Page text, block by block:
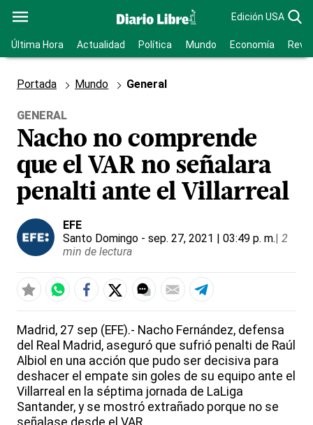
Edición USA
Última Hora Actualidad Política Mundo Economía
Portada Mundo General
GENERAL
Nacho no comprende
que el VAR no señalara
penalti ante el Villarreal
EFE
Santo Domingo - sep. 27, 2021 | 03:49 p. m.| 2
min de lectura
Madrid, 27 sep (EFE).- Nacho Fernández, defensa
del Real Madrid, aseguró que sufrió penalti de Raúl
Albiol en una acción que pudo ser decisiva para
deshacer el empate sin goles de su equipo ante el
Villarreal en la séptima jornada de LaLiga
Santander, y se mostró extrañado porque no se